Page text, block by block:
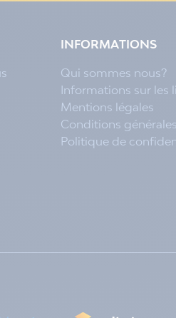
INFORMATIONS
Qui sommes nous?
Informations sur les
Mentions légales
Conditions
Politique de